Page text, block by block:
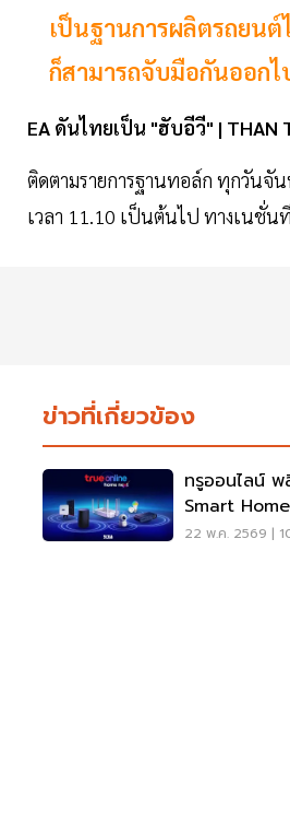
เป็นฐานการผลิตรถยน
ก็สามารถจับมือกันออกไ
EA ดันไทยเป็น "ฮับอีวี" | THAN
ติดตามรายการฐานทอล์ก ทุกวันจัน
เวลา 11.10 เป็นต้นไป ทางเนชั่น
ข่าวที่เกี่ยวข้อง
ทรูออนไลน์ พ
Smart
22 พ.ค. 2569 |